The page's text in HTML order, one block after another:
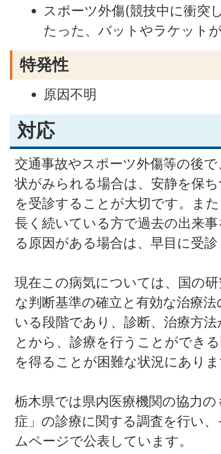
スポーツ外傷(競技中に衝突
たった、バットやラケット
特発性
原因不明
対応
交通事故やスポーツ外傷等の後
状がみられる場合は、安静を保
を受診することが大切です。ま
長く続いている方で過去の出来
る原因がある場合は、早目に受
現在この病気については、国の
な判断基準の確立と有効な治療
いる段階であり、診断、治療方
とから、診療を行うことができ
を得ることが困難な状況にあり
栃木県では県内医療機関の協力
症」の診療に関する調査を行い
ムページで公表しています。